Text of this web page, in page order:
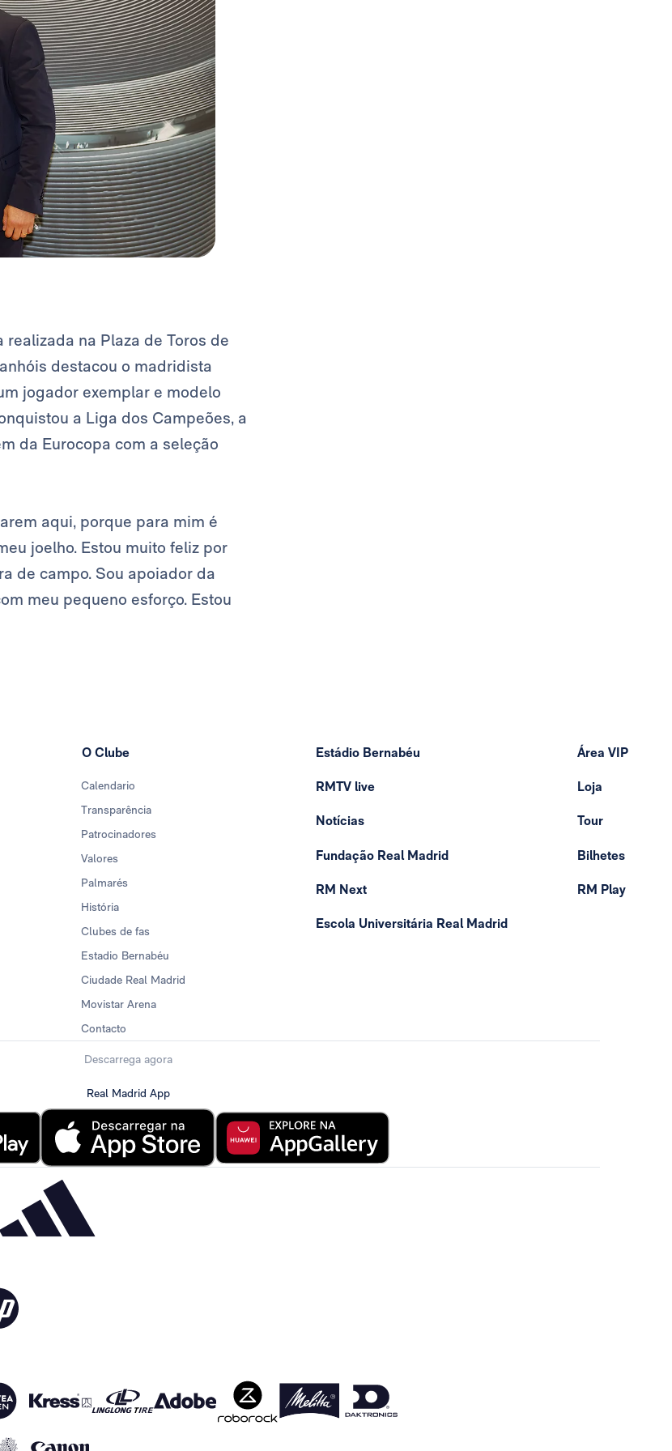
realizada na Plaza de Toros de
destacou o madridista
jogador exemplar e modelo
a Liga dos Campeões, a
da Eurocopa com a seleção
aqui, porque para mim é
joelho. Estou muito feliz por
de campo. Sou apoiador da
meu pequeno esforço. Estou
O Clube
Calendario
Transparência
Patrocinadores
Valores
Palmarés
História
Clubes de fas
Estadio Bernabéu
Ciudade Real Madrid
Movistar Arena
Contacto
Estádio Bernabéu
RMTV live
Notícias
Fundação Real Madrid
RM Next
Escola Universitária Real Madrid
Área VIP
Loja
Tour
Bilhetes
RM Play
Descarrega agora
Real Madrid App